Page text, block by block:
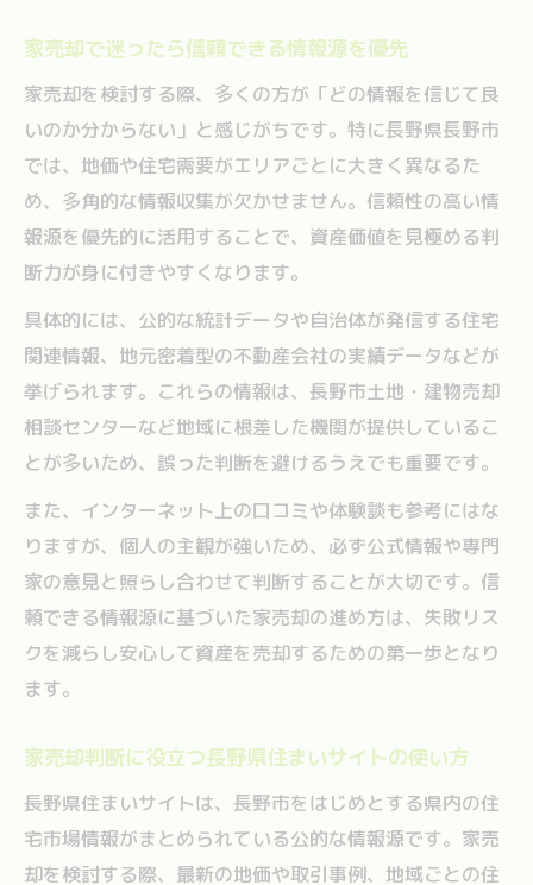
家売却で迷ったら信頼できる情報源を優先
家売却を検討する際、多くの方が「どの情報を信じて良
いのか分からない」と感じがちです。特に長野県長野市
では、地価や住宅需要がエリアごとに大きく異なるた
め、多角的な情報収集が欠かせません。信頼性の高い情
報源を優先的に活用することで、資産価値を見極める判
断力が身に付きやすくなります。
具体的には、公的な統計データや自治体が発信する住宅
関連情報、地元密着型の不動産会社の実績データなどが
挙げられます。これらの情報は、長野市土地・建物売却
相談センターなど地域に根差した機関が提供しているこ
とが多いため、誤った判断を避けるうえでも重要です。
また、インターネット上の口コミや体験談も参考にはな
りますが、個人の主観が強いため、必ず公式情報や専門
家の意見と照らし合わせて判断することが大切です。信
頼できる情報源に基づいた家売却の進め方は、失敗リス
クを減らし安心して資産を売却するための第一歩となり
ます。
家売却判断に役立つ長野県住まいサイトの使い方
長野県住まいサイトは、長野市をはじめとする県内の住
宅市場情報がまとめられている公的な情報源です。家売
却を検討する際、最新の地価や取引事例、地域ごとの住